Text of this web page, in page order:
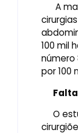
A
100 mil
número
por 100
O